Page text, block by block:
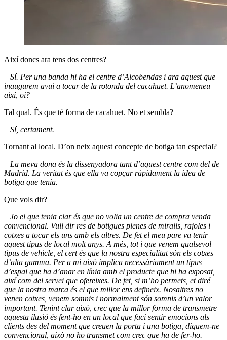
Així doncs ara tens dos centres?
Sí. Per una banda hi ha el centre d’Alcobendas i ara aquest que
inaugurem avui a tocar de la rotonda del cacahuet. L’anomeneu
així, oi?
Tal qual. És que té forma de cacahuet. No et sembla?
Sí, certament.
Tornant al local. D’on neix aquest concepte de botiga tan especial?
La meva dona és la dissenyadora tant d’aquest centre com del de
Madrid. La veritat és que ella va copçar ràpidament la idea de
botiga que tenia.
Que vols dir?
Jo el que tenia clar és que no volia un centre de compra venda
convencional. Vull dir res de botigues plenes de miralls, rajoles i
cotxes a tocar els uns amb els altres. De fet el meu pare va tenir
aquest tipus de local molt anys. A més, tot i que venem qualsevol
tipus de vehicle, el cert és que la nostra especialitat són els cotxes
d’alta gamma. Per a mi això implica necessàriament un tipus
d’espai que ha d’anar en línia amb el producte que hi ha exposat,
així com del servei que ofereixes. De fet, si m’ho permets, et diré
que la nostra marca és el que millor ens defineix. Nosaltres no
venen cotxes, venem somnis i normalment són somnis d’un valor
important. Tenint clar això, crec que la millor forma de transmetre
aquesta ilusió és fent-ho en un local que faci sentir emocions als
clients des del moment que creuen la porta i una botiga, diguem-ne
convencional, això no ho transmet com crec que ha de fer-ho.